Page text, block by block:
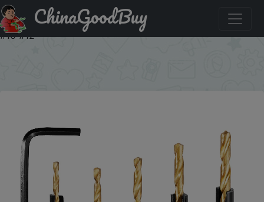
Акція на Good Price 5pcs Countersink Drill Woodworking
Drill Bit Set Drilling Pilot Holes For Screw Sizes #5 #6 #8
#10 #12
ChinaGoodBuy